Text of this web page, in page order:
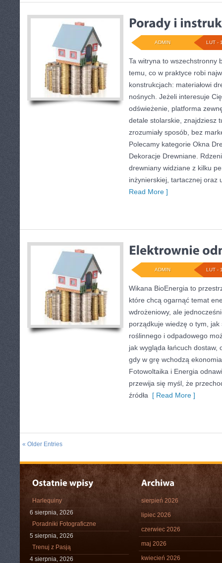
LUT -
ADMIN
Ta witryna to wszechstronny
temu, co w praktyce robi
konstrukcjach: materiałowi
nośnych. Jeżeli interesuje
odświeżenie, platforma
detale stolarskie, znajdziesz
zrozumiały sposób, bez
Polecamy kategorie Okna
Dekoracje Drewniane.
drewniany widziane z kilku
inżynierskiej, tartacznej oraz
Read More ]
LUT -
ADMIN
Wikana BioEnergia to
które chcą ogarnąć temat
wdrożeniowy, ale
porządkuje wiedzę o tym,
roślinnego i odpadowego
jak wygląda łańcuch
gdy w grę wchodzą
Fotowoltaika i Energia
przewija się myśl, że
źródła [ Read More ]
« Older Entries
Harlequiny
6 sierpnia, 2026
Poradniki Fotograficzne
5 sierpnia, 2026
Trenuj z Pasją
4 sierpnia, 2026
sierpień 2026
lipiec 2026
czerwiec 2026
maj 2026
kwiecień 2026